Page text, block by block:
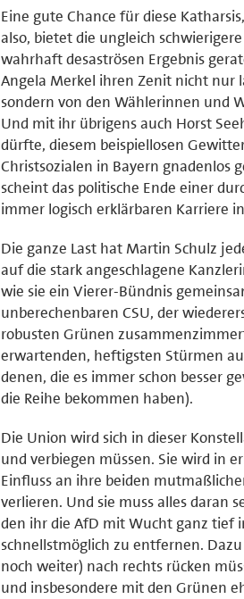
Eine gute Chance für diese
also, bietet die ungleich
wahrhaft desaströsen Ergebnis
Angela Merkel ihren Zenit nicht nur
sondern von den Wählerinnen und
Und mit ihr übrigens auch Horst
dürfte, diesem beispiellosen
Christsozialen in Bayern gnadenlos
scheint das politische Ende einer
immer logisch erklärbaren Karriere
Die ganze Last hat Martin Schulz
auf die stark angeschlagene
wie sie ein Vierer-Bündnis
unberechenbaren CSU, der
robusten Grünen
erwartenden, heftigsten Stürmen
denen, die es immer schon besser
die Reihe bekommen haben).
Die Union wird sich in dieser
und verbiegen müssen. Sie wird in
Einfluss an ihre beiden
verlieren. Und sie muss alles daran
den ihr die AfD mit Wucht ganz tief
schnellstmöglich zu entfernen.
noch weiter) nach rechts rücken
und insbesondere mit den Grünen